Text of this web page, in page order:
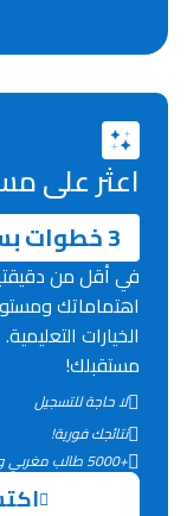
اعثر على
3 خطوات بسيطة
في أقل من
اهتماماتك
الخيارات
مستقبلك!
لا حاجة للتسجيل
نتائجك فورية!
+5000 طالب مغربي وجدوا طريقهم بفضل 9rayti.